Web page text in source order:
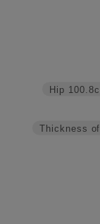
Thickness
Hip